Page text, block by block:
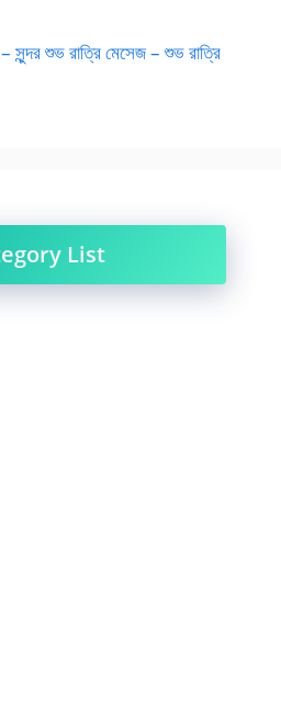
শুভ রাত্রি মেসেজ – শুভ রাত্রি
List